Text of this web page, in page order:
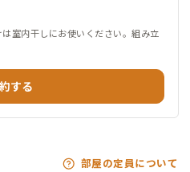
室内干しにお使いください。組み立
する
部屋の定員について